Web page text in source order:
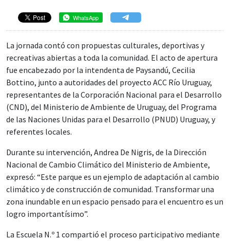
WhatsApp
La jornada contó con propuestas culturales, deportivas y
recreativas abiertas a toda la comunidad. El acto de apertura
fue encabezado por la intendenta de Paysandú, Cecilia
Bottino, junto a autoridades del proyecto ACC Río Uruguay,
representantes de la Corporación Nacional para el Desarrollo
(CND), del Ministerio de Ambiente de Uruguay, del Programa
de las Naciones Unidas para el Desarrollo (PNUD) Uruguay, y
referentes locales.
Durante su intervención, Andrea De Nigris, de la Dirección
Nacional de Cambio Climático del Ministerio de Ambiente,
expresó: “Este parque es un ejemplo de adaptación al cambio
climático y de construcción de comunidad. Transformar una
zona inundable en un espacio pensado para el encuentro es un
logro importantísimo”.
La Escuela N.º 1 compartió el proceso participativo mediante